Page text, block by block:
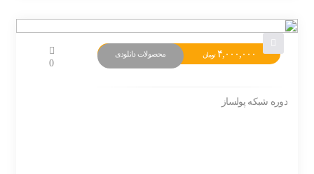
۴,۰۰۰,۰۰۰ تومان محصولات دانلودی
0
دوره شبکه پولساز